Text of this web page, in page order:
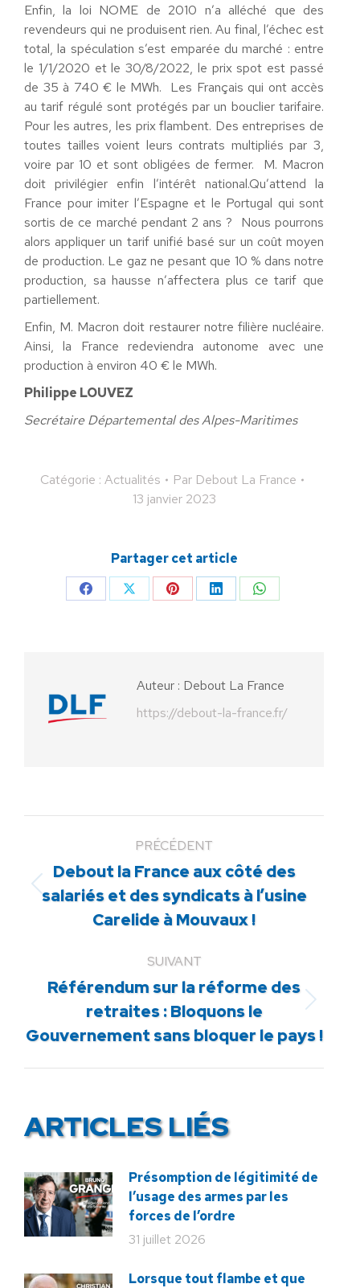
Enfin, la loi NOME de 2010 n’a alléché que des
revendeurs qui ne produisent rien. Au final, l’échec est
total, la spéculation s’est emparée du marché : entre
le 1/1/2020 et le 30/8/2022, le prix spot est passé
de 35 à 740 € le MWh. Les Français qui ont accès
au tarif régulé sont protégés par un bouclier tarifaire.
Pour les autres, les prix flambent. Des entreprises de
toutes tailles voient leurs contrats multipliés par 3,
voire par 10 et sont obligées de fermer. M. Macron
doit privilégier enfin l’intérêt national.Qu’attend la
France pour imiter l’Espagne et le Portugal qui sont
sortis de ce marché pendant 2 ans ? Nous pourrons
alors appliquer un tarif unifié basé sur un coût moyen
de production. Le gaz ne pesant que 10 % dans notre
production, sa hausse n’affectera plus ce tarif que
partiellement.
Enfin, M. Macron doit restaurer notre filière nucléaire.
Ainsi, la France redeviendra autonome avec une
production à environ 40 € le MWh.
Philippe LOUVEZ
Secrétaire Départemental des Alpes-Maritimes
Catégorie : Actualités Par Debout La France
13 janvier 2023
Partager cet article
PartagerPartagerPartagerPartagerPartager
Auteur : Debout La France
https://debout-la-france.fr/
PRÉCÉDENT
Article
précédent
Debout la France aux côté des
salariés et des syndicats à l’usine
Carelide à Mouvaux !
SUIVANT
Article
suivant
:
Référendum sur la réforme des
retraites : Bloquons le
Gouvernement sans bloquer le pays !
ARTICLES LIÉS
Présomption de légitimité de
l’usage des armes par les
forces de l’ordre
31 juillet 2026
Lorsque tout flambe et que